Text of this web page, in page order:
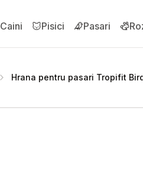
Caini
Pisici Pasari
Hrana pentru pasari Tropifit